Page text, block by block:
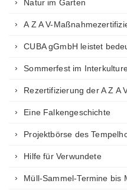
Natur im Garten
A Z A V-
CUBA gGmbH leistet
Sommerfest im
Rezertifizierung der A Z A
Eine Falkengeschichte
Projektbörse des
Hilfe für Verwundete
Müll-Sammel-Termine bis